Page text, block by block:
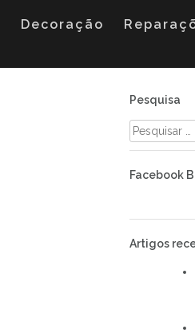
Decoração
Pesquisa
Pesquisar
por:
Facebook
Artigos